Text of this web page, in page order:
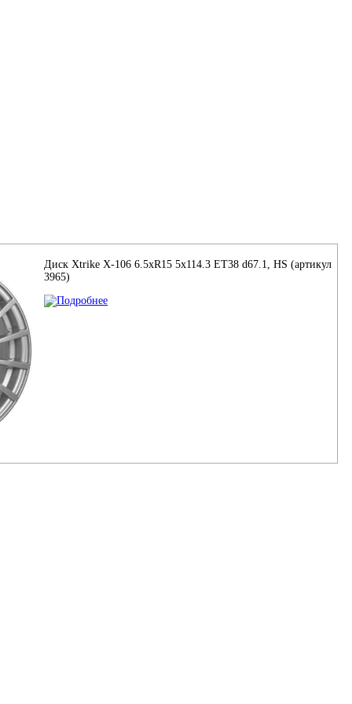
Диск Xtrike X-106 6.5xR15 5x114.3 ET38 d67.1, HS (артикул
3965)